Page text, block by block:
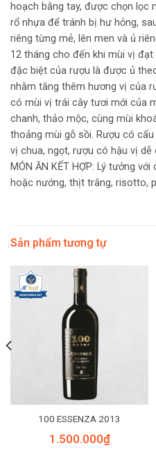
hoạch bằng tay, được chọn lọc
rổ nhựa để tránh bị hư hỏng,
riêng từng mẻ, lên men và ủ
12 tháng cho đến khi mùi vị
đặc biệt của rượu là được ủ
nhằm tăng thêm hương vị của
có mùi vị trái cây tươi mới của
chanh, thảo mộc, cùng mùi
thoảng mùi gỗ sồi. Rượu có
vị chua, ngọt, rượu có hậu vị dễ
MÓN ĂN KẾT HỢP: Lý tưởng
hoặc nướng, thịt trắng, risotto,
Sản phẩm tương tự
100 ESSENZA 2013
1.500.000₫